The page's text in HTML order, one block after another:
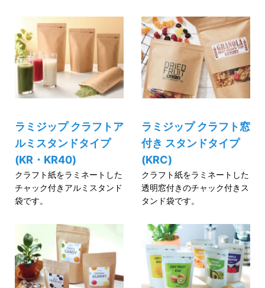
ラミジップ クラフトア
ルミスタンドタイプ
(KR・KR40)
クラフト紙をラミネートした
チャック付きアルミスタンド
袋です。
ラミジップ クラフト窓
付き スタンドタイプ
(KRC)
クラフト紙をラミネートした
透明窓付きのチャック付きス
タンド袋です。